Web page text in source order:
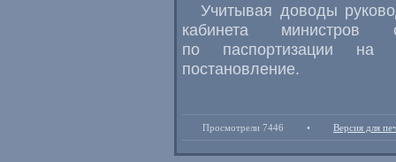
Учитывая доводы
кабинета министров
по паспортизации на
постановление.
Просмотрели 7446 • Версия для